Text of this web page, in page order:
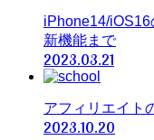
iPhone14/
新機能まで
2023.03.21
アフィリエイト
2023.10.20